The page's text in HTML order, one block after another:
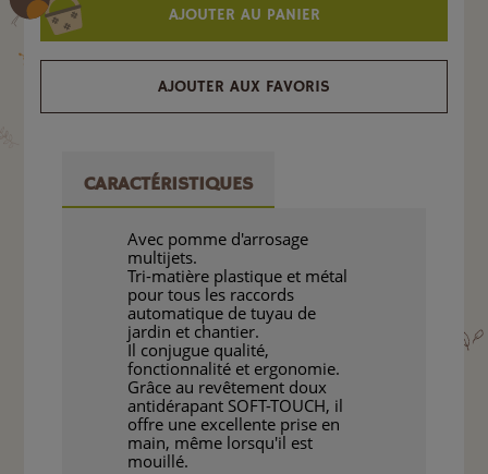
AJOUTER AU PANIER
AJOUTER AUX FAVORIS
CARACTÉRISTIQUES
Avec pomme d'arrosage
multijets.
Tri-matière plastique et métal
pour tous les raccords
automatique de tuyau de
jardin et chantier.
Il conjugue qualité,
fonctionnalité et ergonomie.
Grâce au revêtement doux
antidérapant SOFT-TOUCH, il
offre une excellente prise en
main, même lorsqu'il est
mouillé.